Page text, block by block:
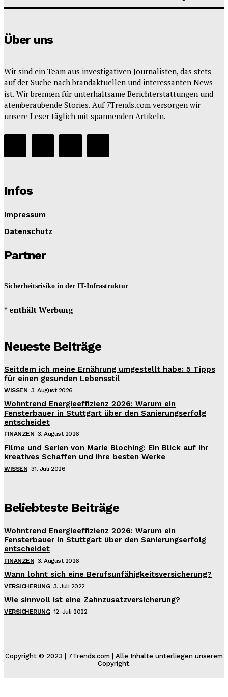
Über uns
Wir sind ein Team aus investigativen Journalisten, das stets
auf der Suche nach brandaktuellen und interessanten News
ist. Wir brennen für unterhaltsame Berichterstattungen und
atemberaubende Stories. Auf 7Trends.com versorgen wir
unsere Leser täglich mit spannenden Artikeln.
Infos
Impressum
Datenschutz
Partner
Sicherheitsrisiko in der IT-Infrastruktur
* enthält Werbung
Neueste Beiträge
Seitdem ich meine Ernährung umgestellt habe: 5 Tipps
für einen gesunden Lebensstil
WISSEN 3. August 2026
Wohntrend Energieeffizienz 2026: Warum ein
Fensterbauer in Stuttgart über den Sanierungserfolg
entscheidet
FINANZEN 3. August 2026
Filme und Serien von Marie Bloching: Ein Blick auf ihr
kreatives Schaffen und ihre besten Werke
WISSEN 31. Juli 2026
Beliebteste Beiträge
Wohntrend Energieeffizienz 2026: Warum ein
Fensterbauer in Stuttgart über den Sanierungserfolg
entscheidet
FINANZEN 3. August 2026
Wann lohnt sich eine Berufsunfähigkeitsversicherung?
VERSICHERUNG 3. Juli 2022
Wie sinnvoll ist eine Zahnzusatzversicherung?
VERSICHERUNG 12. Juli 2022
Copyright © 2023 | 7Trends.com | Alle Inhalte unterliegen unserem
Copyright.